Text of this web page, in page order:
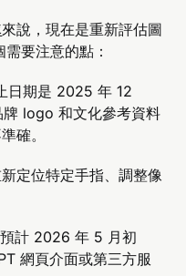
來說，現在是重新評估圖
要注意的點：
日期是 2025 年 12
logo 和文化參考資料
確。
定位特定手指、調整像
計 2026 年 5 月初
網頁介面或第三方服